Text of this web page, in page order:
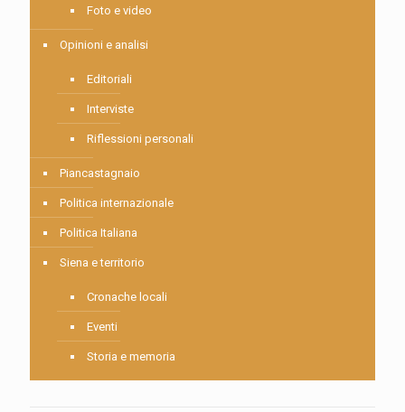
Foto e video
Opinioni e analisi
Editoriali
Interviste
Riflessioni personali
Piancastagnaio
Politica internazionale
Politica Italiana
Siena e territorio
Cronache locali
Eventi
Storia e memoria